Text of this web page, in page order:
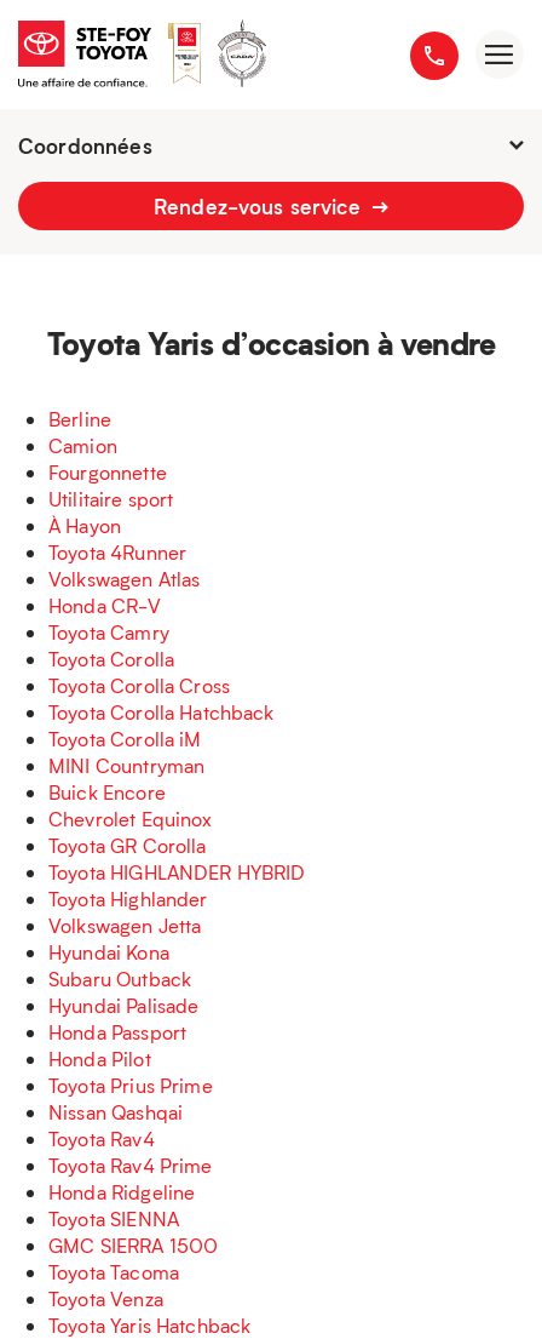
Coordonnées
Présentement ouvert jusqu'à 18h
Rendez-vous service
Toyota Yaris d’occasion à vendre
Berline
Camion
Fourgonnette
Utilitaire sport
À Hayon
Toyota 4Runner
Volkswagen Atlas
Honda CR-V
Toyota Camry
Toyota Corolla
Toyota Corolla Cross
Toyota Corolla Hatchback
Toyota Corolla iM
MINI Countryman
Buick Encore
Chevrolet Equinox
Toyota GR Corolla
Toyota HIGHLANDER HYBRID
Toyota Highlander
Volkswagen Jetta
Hyundai Kona
Subaru Outback
Hyundai Palisade
Honda Passport
Honda Pilot
Toyota Prius Prime
Nissan Qashqai
Toyota Rav4
Toyota Rav4 Prime
Honda Ridgeline
Toyota SIENNA
GMC SIERRA 1500
Toyota Tacoma
Toyota Venza
Toyota Yaris Hatchback